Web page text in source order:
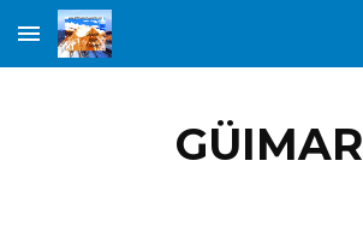
Skip to main content
GÜIMAR